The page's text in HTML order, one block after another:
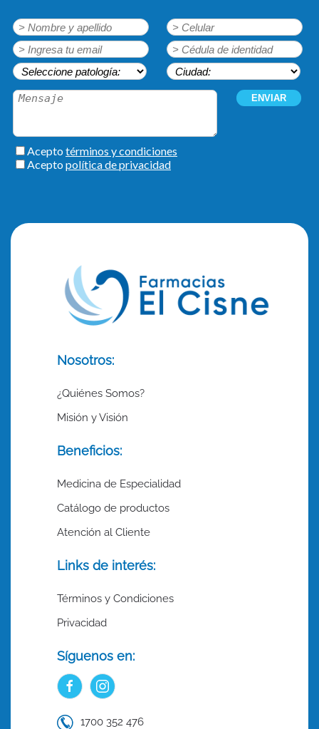
Nosotros:
¿Quiénes Somos?
Misión y Visión
Beneficios:
Medicina de Especialidad
Catálogo de productos
Atención al Cliente
Links de interés:
Términos y Condiciones
Privacidad
Síguenos en:
1700 352 476